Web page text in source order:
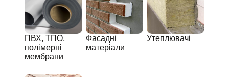
ПВХ, ТПО,
полімерні
мембрани
Фасадні
матеріали
Утеплювачі